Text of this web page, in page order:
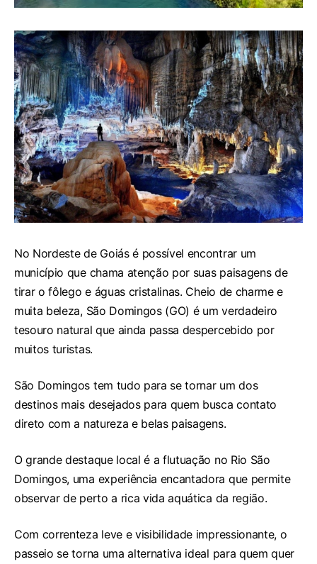
No Nordeste de Goiás é possível encontrar um
município que chama atenção por suas paisagens de
tirar o fôlego e águas cristalinas. Cheio de charme e
muita beleza, São Domingos (GO) é um verdadeiro
tesouro natural que ainda passa despercebido por
muitos turistas.
São Domingos tem tudo para se tornar um dos
destinos mais desejados para quem busca contato
direto com a natureza e belas paisagens.
O grande destaque local é a flutuação no Rio São
Domingos, uma experiência encantadora que permite
observar de perto a rica vida aquática da região.
Com correnteza leve e visibilidade impressionante, o
passeio se torna uma alternativa ideal para quem quer